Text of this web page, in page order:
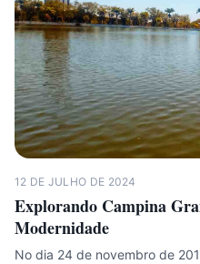
12 DE JULHO DE 2024
Explorando Campina
Modernidade
No dia 24 de novembro de